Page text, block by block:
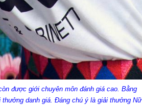
được giới chuyên môn đánh giá cao. Bằng
danh giá. Đáng chú ý là giải thưởng Nữ